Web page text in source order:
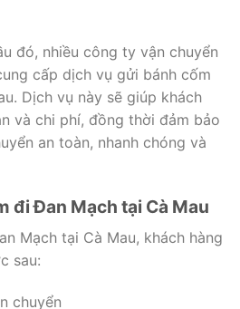
đó, nhiều công ty vận chuyển
cấp dịch vụ gửi bánh cốm
Dịch vụ này sẽ giúp khách
và chi phí, đồng thời đảm bảo
an toàn, nhanh chóng và
đi Đan Mạch tại Cà Mau
Mạch tại Cà Mau, khách hàng
sau:
chuyển